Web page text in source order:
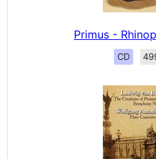
Primus -
CD